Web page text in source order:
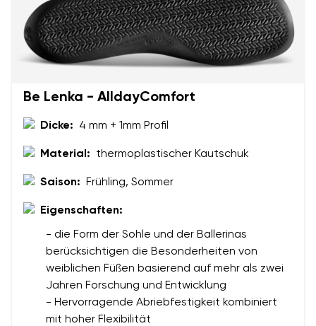
Be Lenka - AlldayComfort
Dicke: 4 mm + 1mm Profil
Material: thermoplastischer Kautschuk
Saison: Frühling, Sommer
Eigenschaften:
- die Form der Sohle und der Ballerinas
berücksichtigen die Besonderheiten von
weiblichen Füßen basierend auf mehr als zwei
Jahren Forschung und Entwicklung
- Hervorragende Abriebfestigkeit kombiniert
mit hoher Flexibilität